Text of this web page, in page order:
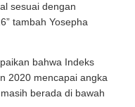
sesuai dengan
tambah Yosepha
bahwa Indeks
2020 mencapai angka
berada di bawah